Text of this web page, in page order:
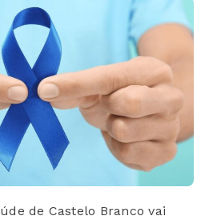
de Castelo Branco vai